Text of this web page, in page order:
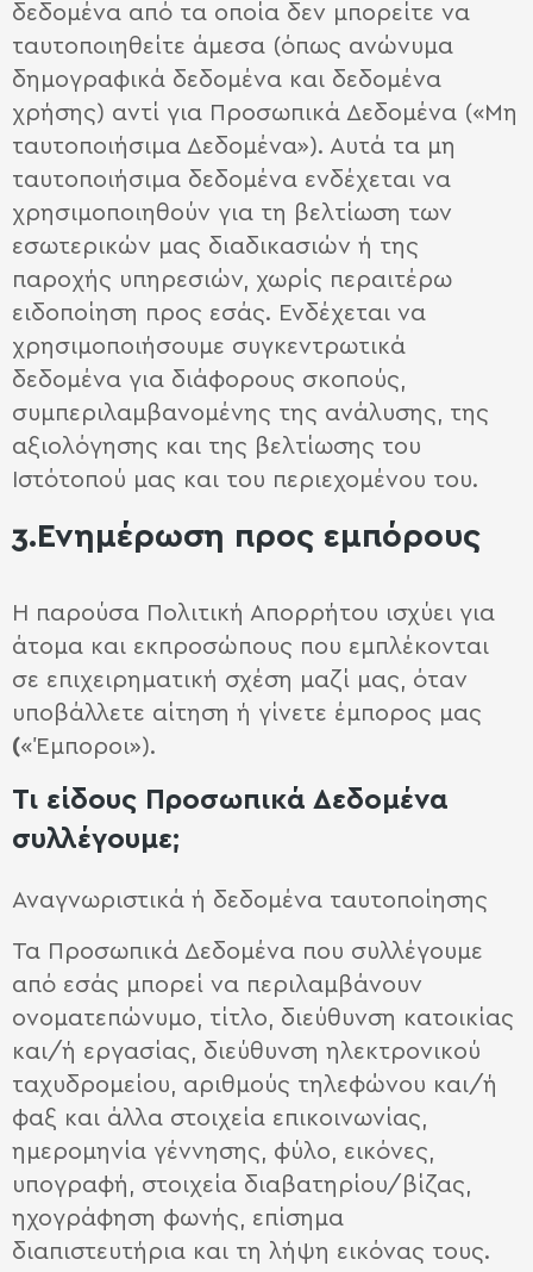
δεδομένα από τα οποία δεν μπορείτε να
ταυτοποιηθείτε άμεσα (όπως ανώνυμα
δημογραφικά δεδομένα και δεδομένα
χρήσης) αντί για Προσωπικά Δεδομένα («Μη
ταυτοποιήσιμα Δεδομένα»). Αυτά τα μη
ταυτοποιήσιμα δεδομένα ενδέχεται να
χρησιμοποιηθούν για τη βελτίωση των
εσωτερικών μας διαδικασιών ή της
παροχής υπηρεσιών, χωρίς περαιτέρω
ειδοποίηση προς εσάς. Ενδέχεται να
χρησιμοποιήσουμε συγκεντρωτικά
δεδομένα για διάφορους σκοπούς,
συμπεριλαμβανομένης της ανάλυσης, της
αξιολόγησης και της βελτίωσης του
Ιστότοπού μας και του περιεχομένου του.
3.Ενημέρωση προς εμπόρους
Η παρούσα Πολιτική Απορρήτου ισχύει για
άτομα και εκπροσώπους που εμπλέκονται
σε επιχειρηματική σχέση μαζί μας, όταν
υποβάλλετε αίτηση ή γίνετε έμπορος μας
(«Έμποροι»).
Τι είδους Προσωπικά Δεδομένα
συλλέγουμε;
Αναγνωριστικά ή δεδομένα ταυτοποίησης
Τα Προσωπικά Δεδομένα που συλλέγουμε
από εσάς μπορεί να περιλαμβάνουν
ονοματεπώνυμο, τίτλο, διεύθυνση κατοικίας
και/ή εργασίας, διεύθυνση ηλεκτρονικού
ταχυδρομείου, αριθμούς τηλεφώνου και/ή
φαξ και άλλα στοιχεία επικοινωνίας,
ημερομηνία γέννησης, φύλο, εικόνες,
υπογραφή, στοιχεία διαβατηρίου/βίζας,
ηχογράφηση φωνής, επίσημα
διαπιστευτήρια και τη λήψη εικόνας τους.